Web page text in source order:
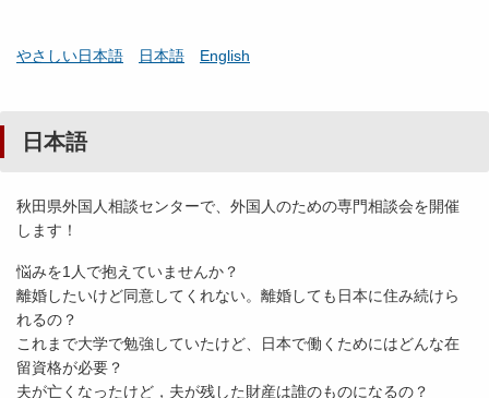
やさしい日本語 日本語 English
日本語
秋田県外国人相談センターで、外国人のための専門相談会を開催
します！
悩みを1人で抱えていませんか？
離婚したいけど同意してくれない。離婚しても日本に住み続けら
れるの？
これまで大学で勉強していたけど、日本で働くためにはどんな在
留資格が必要？
夫が亡くなったけど，夫が残した財産は誰のものになるの？